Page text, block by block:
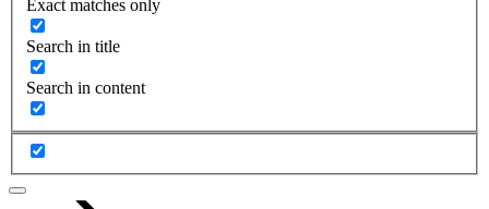
Exact matches only
Search in title
Search in content